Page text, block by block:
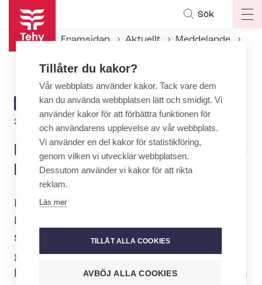
Hoppa
huvudinnehåll
Sök
Framsidan Aktuellt
Meddelande
ARTICLE
CATEGORY
MEDDELANDE
23.3.2022 | 7:22
Kvinnorna har nu tjänat in sin
lön för i år
I dag infaller kvinnornas lönedag.
Datumet beräknas årligen med hjälp av
Sta­tistik­cen­tra­lens för­tjänst­ni­vå­in­dex
genom att jämföra medellönerna för
kvinnor och män. I år utgör kvinnors lön
Tillåter du kakor?
Vår webbplats använder kakor. Tack vare dem
kan du använda webbplatsen lätt och smidigt. Vi
använder kakor för att förbättra funktionen för
och användarens upplevelse av vår webbplats.
Vi använder en del kakor för statistikföring,
genom vilken vi utvecklar webbplatsen.
Dessutom använder vi kakor för att rikta
reklam.
Läs mer
TILLÅT ALLA COOKIES
AVBÖJ ALLA COOKIES